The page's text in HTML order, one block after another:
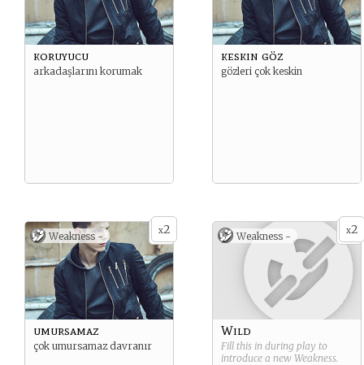
koruyucu
arkadaşlarını korumak
keskin göz
gözleri çok keskin
x2
Weakness -
umursamaz
çok umursamaz davranır
x2
Weakness -
Wild
Fill this in during play to
introduce a new Weakness.